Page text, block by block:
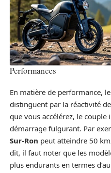
Performances
En matière de performance,
distinguent par la réactivité
que vous accélérez, le
démarrage fulgurant. Par
Sur-Ron peut atteindre 50
dit, il faut noter que les
plus endurants en termes